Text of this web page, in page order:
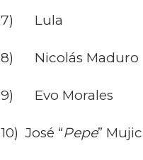
7) Lula
8) Nicolás Maduro
9) Evo Morales
10) José “Pepe”